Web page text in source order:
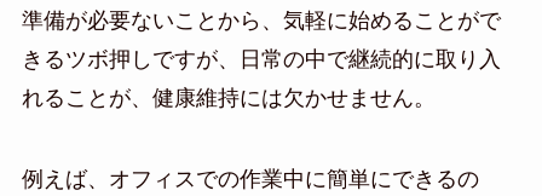
準備が必要ないことから、気軽に始めることがで
きるツボ押しですが、日常の中で継続的に取り入
れることが、健康維持には欠かせません。
例えば、オフィスでの作業中に簡単にできるの